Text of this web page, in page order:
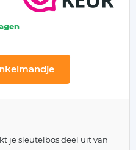
je sleutelbos deel uit van